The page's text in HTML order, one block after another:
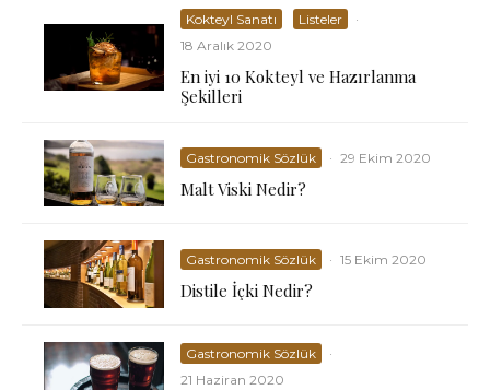
Kokteyl Sanatı Listeler
·
18 Aralık 2020
En iyi 10 Kokteyl ve Hazırlanma
Şekilleri
Gastronomik Sözlük · 29 Ekim 2020
Malt Viski Nedir?
Gastronomik Sözlük · 15 Ekim 2020
Distile İçki Nedir?
Gastronomik Sözlük
·
21 Haziran 2020